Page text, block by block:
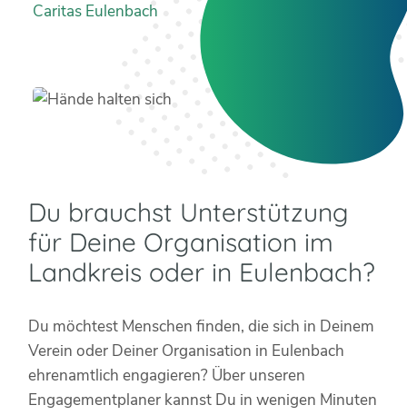
Caritas Eulenbach
Du brauchst Unterstützung
für Deine Organisation im
Landkreis oder in Eulenbach?
Du möchtest Menschen finden, die sich in Deinem
Verein oder Deiner Organisation in Eulenbach
ehrenamtlich engagieren? Über unseren
Engagementplaner kannst Du in wenigen Minuten